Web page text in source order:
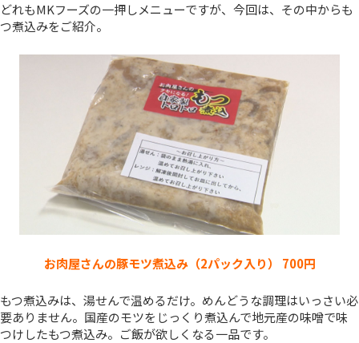
どれもMKフーズの一押しメニューですが、今回は、その中からも
つ煮込みをご紹介。
お肉屋さんの豚モツ煮込み（2パック入り） 700円
もつ煮込みは、湯せんで温めるだけ。めんどうな調理はいっさい必
要ありません。国産のモツをじっくり煮込んで地元産の味噌で味
つけしたもつ煮込み。ご飯が欲しくなる一品です。